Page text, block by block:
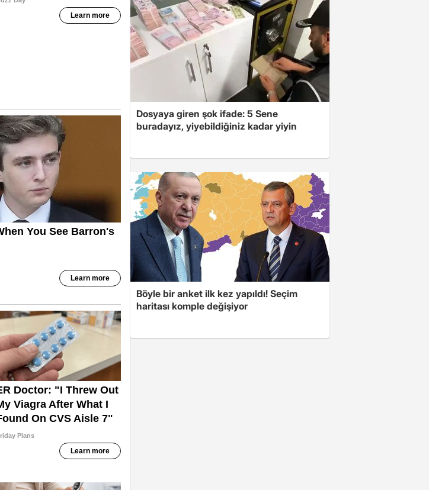
Dosyaya giren şok ifade: 5 Sene
buradayız, yiyebildiğiniz kadar yiyin
Böyle bir anket ilk kez yapıldı! Seçim
haritası komple değişiyor